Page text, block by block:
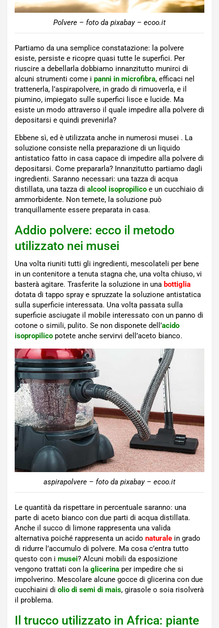
Polvere – foto da pixabay – ecoo.it
Partiamo da una semplice constatazione: la polvere
esiste, persiste e ricopre quasi tutte le superfici. Per
riuscire a debellarla dobbiamo innanzitutto munirci di
alcuni strumenti come i panni in microfibra, efficaci nel
trattenerla, l’aspirapolvere, in grado di rimuoverla, e il
piumino, impiegato sulle superfici lisce e lucide. Ma
esiste un modo attraverso il quale impedire alla polvere di
depositarsi e quindi prevenirla?
Ebbene sì, ed è utilizzata anche in numerosi musei . La
soluzione consiste nella preparazione di un liquido
antistatico fatto in casa capace di impedire alla polvere di
depositarsi. Come prepararla? Innanzitutto partiamo dagli
ingredienti. Saranno necessari: una tazza di acqua
distillata, una tazza di alcool isopropilico e un cucchiaio di
ammorbidente. Non temete, la soluzione può
tranquillamente essere preparata in casa.
Addio polvere: ecco il metodo
utilizzato nei musei
Una volta riuniti tutti gli ingredienti, mescolateli per bene
in un contenitore a tenuta stagna che, una volta chiuso, vi
basterà agitare. Trasferite la soluzione in una bottiglia
dotata di tappo spray e spruzzate la soluzione antistatica
sulla superficie interessata. Una volta passata sulla
superficie asciugate il mobile interessato con un panno di
cotone o simili, pulito. Se non disponete dell’acido
isopropilico potete anche servirvi dell’aceto bianco.
aspirapolvere – foto da pixabay – ecoo.it
Le quantità da rispettare in percentuale saranno: una
parte di aceto bianco con due parti di acqua distillata.
Anche il succo di limone rappresenta una valida
alternativa poiché rappresenta un acido naturale in grado
di ridurre l’accumulo di polvere. Ma cosa c’entra tutto
questo con i musei? Alcuni mobili da esposizione
vengono trattati con la glicerina per impedire che si
impolverino. Mescolare alcune gocce di glicerina con due
cucchiaini di olio di semi di mais, girasole o soia risolverà
il problema.
Il trucco utilizzato in Africa: piante